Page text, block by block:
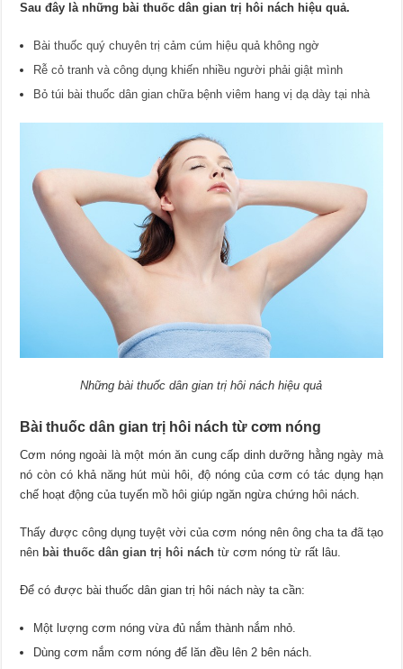
Sau đây là những bài thuốc dân gian trị hôi nách hiệu quả.
Bài thuốc quý chuyên trị cảm cúm hiệu quả không ngờ
Rễ cỏ tranh và công dụng khiến nhiều người phải giật mình
Bỏ túi bài thuốc dân gian chữa bệnh viêm hang vị dạ dày tại nhà
Những bài thuốc dân gian trị hôi nách hiệu quả
Bài thuốc dân gian trị hôi nách từ cơm nóng
Cơm nóng ngoài là một món ăn cung cấp dinh dưỡng hằng ngày mà
nó còn có khả năng hút mùi hôi, độ nóng của cơm có tác dụng hạn
chế hoạt động của tuyến mồ hôi giúp ngăn ngừa chứng hôi nách.
Thấy được công dụng tuyệt vời của cơm nóng nên ông cha ta đã tạo
nên bài thuốc dân gian trị hôi nách từ cơm nóng từ rất lâu.
Để có được bài thuốc dân gian trị hôi nách này ta cần:
Một lượng cơm nóng vừa đủ nắm thành nắm nhỏ.
Dùng cơm nắm cơm nóng để lăn đều lên 2 bên nách.